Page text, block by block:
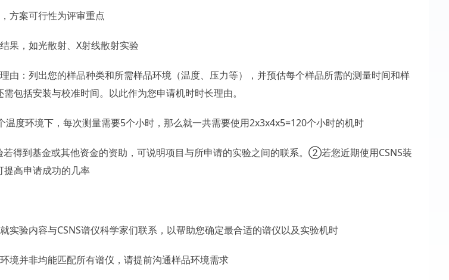
方案可行性为评审重点
果，如光散射、X射线散射实验
由：列出您的样品种类和所需样品环境（温度、压力等），并预估每个样品所需的测量时间和样
包括安装与校准时间。以此作为您申请机时时长理由。
度环境下，每次测量需要5个小时，那么就一共需要使用2x3x4x5=120个小时的机时
得到基金或其他资金的资助，可说明项目与所申请的实验之间的联系。②若您近期使用CSNS装
高申请成功的几率
实验内容与CSNS谱仪科学家们联系，以帮助您确定最合适的谱仪以及实验机时
境并非均能匹配所有谱仪，请提前沟通样品环境需求